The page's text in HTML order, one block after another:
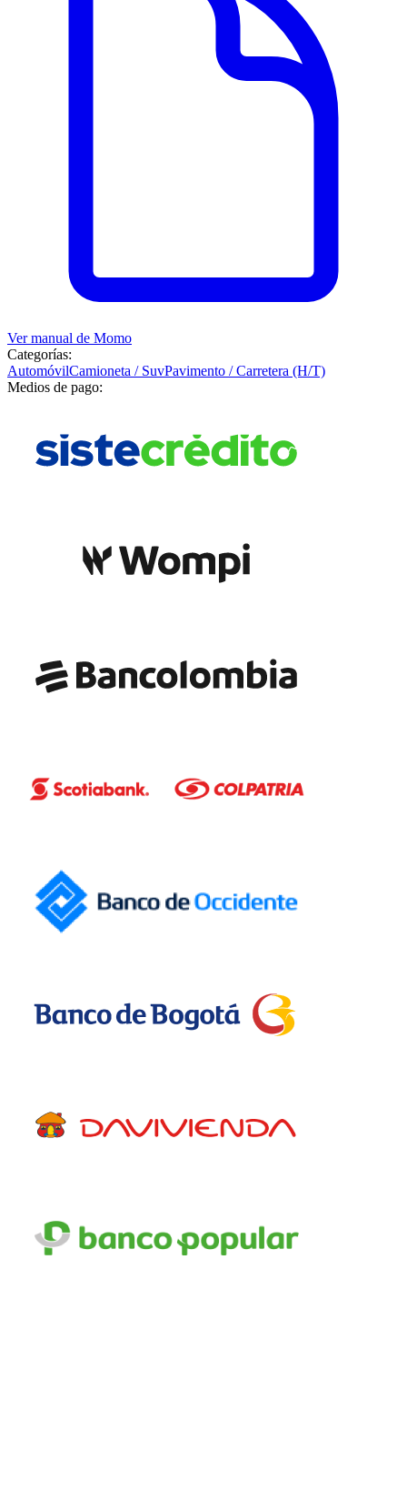
Ver manual de Momo
Categorías:
AutomóvilCamioneta / SuvPavimento / Carretera (H/T)
Medios de pago: